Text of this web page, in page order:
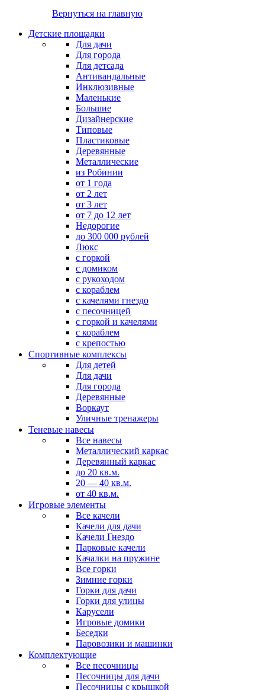
Вернуться на главную
Детские площадки
Для дачи
Для города
Для детсада
Антивандальные
Инклюзивные
Маленькие
Большие
Дизайнерские
Типовые
Пластиковые
Деревянные
Металлические
из Робинии
от 1 года
от 2 лет
от 3 лет
от 7 до 12 лет
Недорогие
до 300 000 рублей
Люкс
с горкой
с домиком
с рукоходом
с кораблем
с качелями гнездо
с песочницей
с горкой и качелями
с кораблем
с крепостью
Спортивные комплексы
Для детей
Для дачи
Для города
Деревянные
Воркаут
Уличные тренажеры
Теневые навесы
Все навесы
Металлический каркас
Деревянный каркас
до 20 кв.м.
20 — 40 кв.м.
от 40 кв.м.
Игровые элементы
Все качели
Качели для дачи
Качели Гнездо
Парковые качели
Качалки на пружине
Все горки
Зимние горки
Горки для дачи
Горки для улицы
Карусели
Игровые домики
Беседки
Паровозики и машинки
Комплектующие
Все песочницы
Песочницы для дачи
Песочницы с крышкой